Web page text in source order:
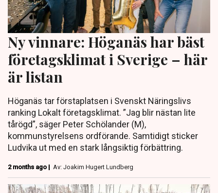
Ny vinnare: Höganäs har bäst
företagsklimat i Sverige – här
är listan
Höganäs tar förstaplatsen i Svenskt Näringslivs
ranking Lokalt företagsklimat. ”Jag blir nästan lite
tårögd”, säger Peter Schölander (M),
kommunstyrelsens ordförande. Samtidigt sticker
Ludvika ut med en stark långsiktig förbättring.
2 months ago | Av: Joakim Hugert Lundberg